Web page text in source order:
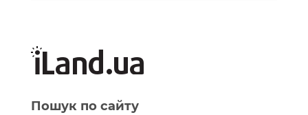
Пошук по сайту